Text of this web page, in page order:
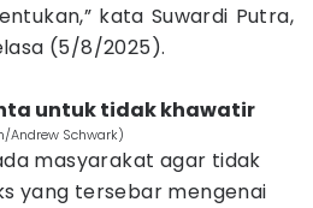
kata Suwardi Putra,
(5/8/2025).
untuk tidak khawatir
Andrew Schwark)
masyarakat agar tidak
yang tersebar mengenai